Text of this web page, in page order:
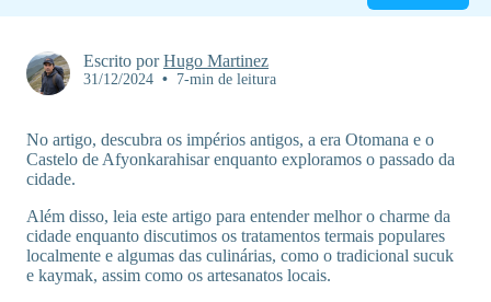
Escrito porHugo Martinez
31/12/2024 • 7-min de leitura
No artigo, descubra os impérios antigos, a era Otomana e o
Castelo de Afyonkarahisar enquanto exploramos o passado da
cidade.
Além disso, leia este artigo para entender melhor o charme da
cidade enquanto discutimos os tratamentos termais populares
localmente e algumas das culinárias, como o tradicional sucuk
e kaymak, assim como os artesanatos locais.